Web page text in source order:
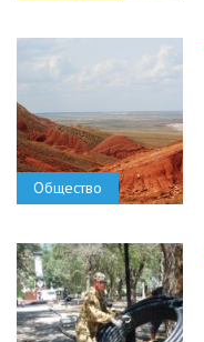
Общество